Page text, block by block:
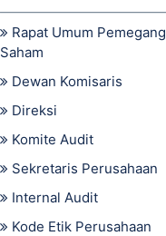
Rapat Umum Pemegang
Saham
Dewan Komisaris
Direksi
Komite Audit
Sekretaris Perusahaan
Internal Audit
Kode Etik Perusahaan